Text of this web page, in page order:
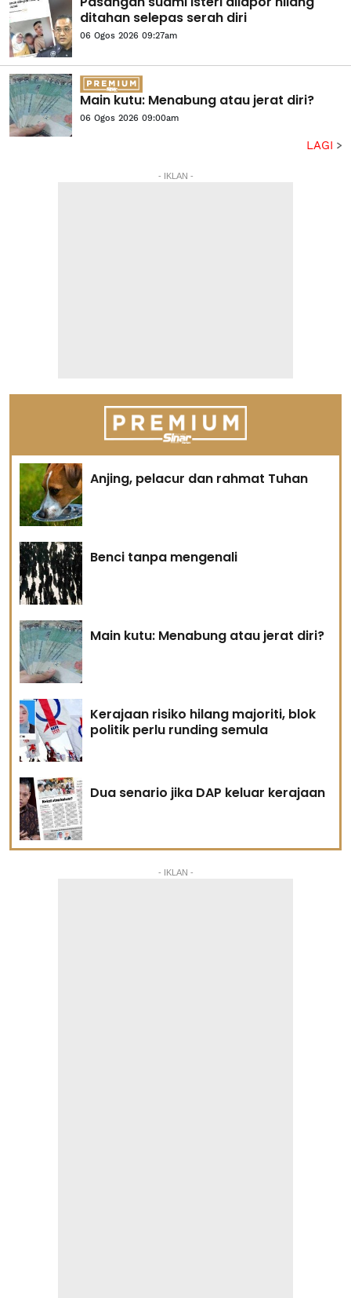
ditahan selepas serah diri
06 Ogos 2026 09:27am
Main kutu: Menabung atau jerat diri?
06 Ogos 2026 09:00am
LAGI
- IKLAN -
Anjing, pelacur dan rahmat Tuhan
Benci tanpa mengenali
Main kutu: Menabung atau jerat diri?
Kerajaan risiko hilang majoriti, blok
politik perlu runding semula
Dua senario jika DAP keluar kerajaan
- IKLAN -